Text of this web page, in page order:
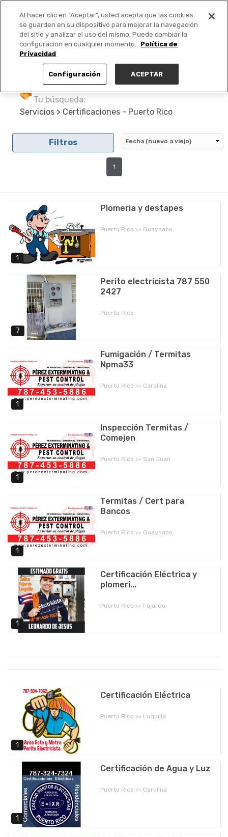
PUBLICA GRATIS +
Tu búsqueda:
Servicios > Certificaciones - Puerto Rico
Filtros
1
1
Plomeria y destapes
Puerto Rico >> Guaynabo
7
Perito electricista 787 550
2427
Puerto Rico
1
Fumigación / Termitas
Npma33
Puerto Rico >> Carolina
1
Inspección Termitas /
Comejen
Puerto Rico >> San Juan
1
Termitas / Cert para
Bancos
Puerto Rico >> Guaynabo
1
Certificación Eléctrica y
plomeri...
Puerto Rico >> Fajardo
1
Certificación Eléctrica
Puerto Rico >> Luquillo
1
Certificación de Agua y Luz
Puerto Rico >> Carolina
Al hacer clic en “Aceptar”, usted acepta que las cookies
se guarden en su dispositivo para mejorar la navegación
del sitio y analizar el uso del mismo. Puede cambiar la
configuración en cualquier momento.
Política de
Privacidad
Configuración ACEPTAR